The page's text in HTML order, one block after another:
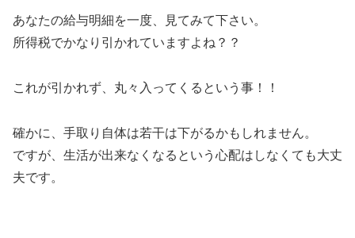
あなたの給与明細を一度、見てみて下さい。
所得税でかなり引かれていますよね？？
これが引かれず、丸々入ってくるという事！！
確かに、手取り自体は若干は下がるかもしれません。
ですが、生活が出来なくなるという心配はしなくても大丈
夫です。